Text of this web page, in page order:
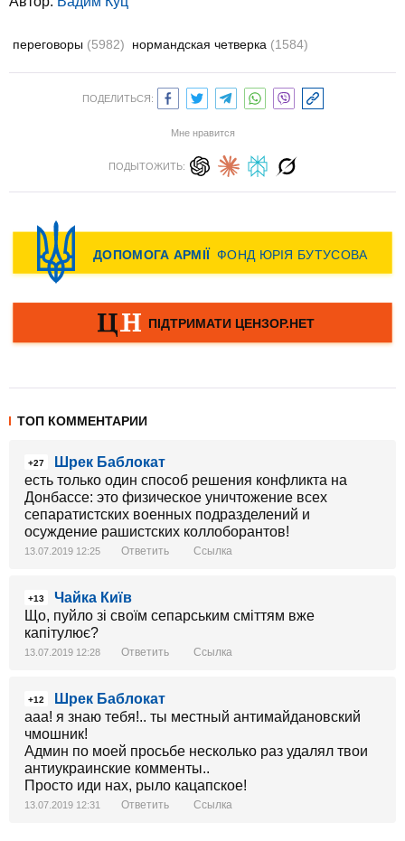
переговоры (5982) нормандская четверка (1584)
ПОДЕЛИТЬСЯ:
Мне нравится
ПОДЫТОЖИТЬ:
ТОП КОММЕНТАРИИ
+27
Шрек Баблокат
есть только один способ решения конфликта на
Донбассе: это физическое уничтожение всех
сепаратистских военных подразделений и
осуждение рашистских коллоборантов!
13.07.2019 12:25 Ответить Ссылка
+13
Чайка Київ
Що, пуйло зі своїм сепарським сміттям вже
капітулює?
13.07.2019 12:28 Ответить Ссылка
+12
Шрек Баблокат
ааа! я знаю тебя!.. ты местный антимайдановский
чмошник!
Админ по моей просьбе несколько раз удалял твои
антиукраинские комменты..
Просто иди нах, рыло кацапское!
13.07.2019 12:31 Ответить Ссылка